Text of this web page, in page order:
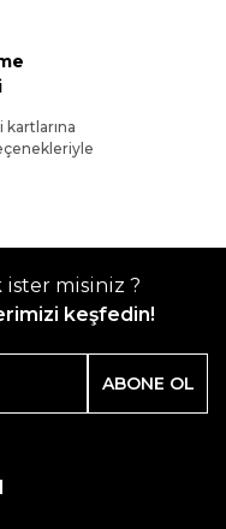
kartlarına
misiniz ?
keşfedin!
ABONE OL